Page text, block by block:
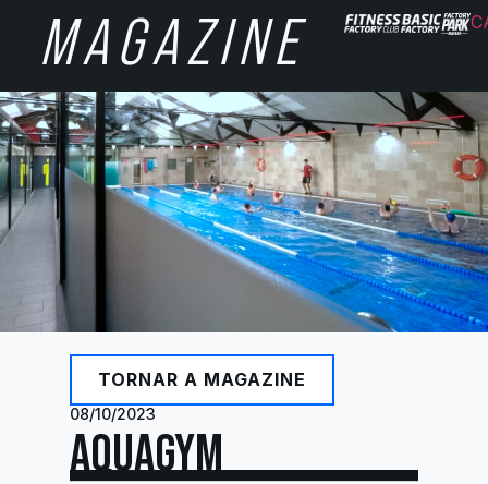
MAGAZINE
TORNAR A MAGAZINE
08/10/2023
AQUAGYM